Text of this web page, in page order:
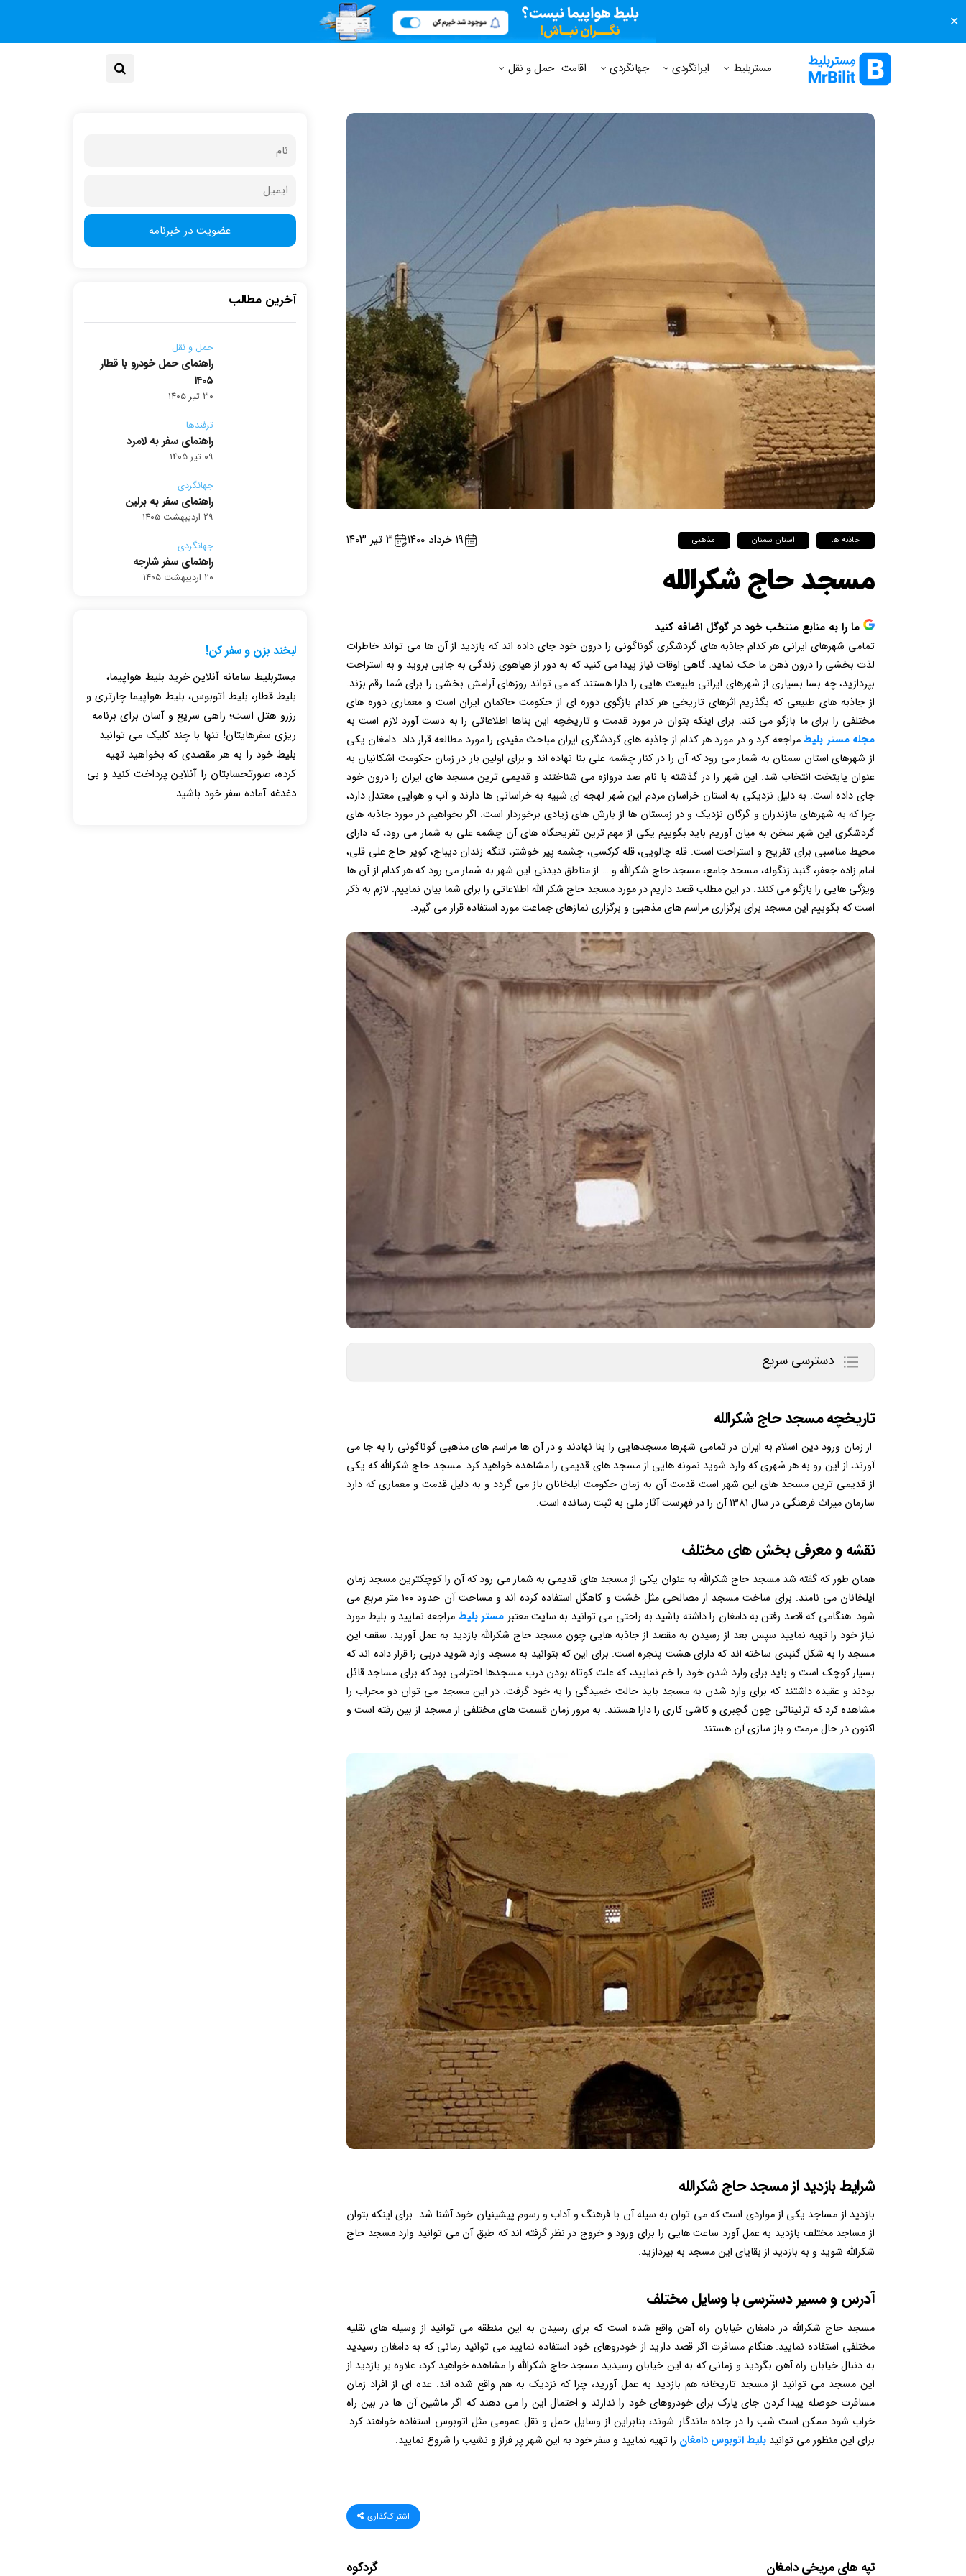
✕
مستر بلیط مجله مستر بلیط پرسش های متداول
مستربلیط ایرانگردی جهانگردی اقامت حمل و نقل
جاذبه ها استان سمنان مذهبی ۱۹ خرداد ۱۴۰۰ ۳ تیر ۱۴۰۳
مسجد حاج شکرالله
ما را به منابع منتخب خود در گوگل اضافه کنید
تمامی شهرهای ایرانی هر کدام جاذبه های گردشگری گوناگونی را درون خود جای داده اند که بازدید از آن ها می تواند خاطرات
لذت بخشی را درون ذهن ما حک نماید. گاهی اوقات نیاز پیدا می کنید که به دور از هیاهوی زندگی به جایی بروید و به استراحت
بپردازید، چه بسا بسیاری از شهرهای ایرانی طبیعت هایی را دارا هستند که می تواند روزهای آرامش بخشی را برای شما رقم بزند.
از جاذبه های طبیعی که بگذریم اثرهای تاریخی هر کدام بازگوی دوره ای از حکومت حاکمان ایران است و معماری دوره های
مختلفی را برای ما بازگو می کند. برای اینکه بتوان در مورد قدمت و تاریخچه این بناها اطلاعاتی را به دست آورد لازم است به
مجله مستر بلیطمراجعه کرد و در مورد هر کدام از جاذبه های گردشگری ایران مباحث مفیدی را مورد مطالعه قرار داد. دامغان یکی
از شهرهای استان سمنان به شمار می رود که آن را در کنار چشمه علی بنا نهاده اند و برای اولین بار در زمان حکومت اشکانیان به
عنوان پایتخت انتخاب شد. این شهر را در گذشته با نام صد دروازه می شناختند و قدیمی ترین مسجد های ایران را درون خود
جای داده است. به دلیل نزدیکی به استان خراسان مردم این شهر لهجه ای شبیه به خراسانی ها دارند و آب و هوایی معتدل دارد،
چرا که به شهرهای مازندران و گرگان نزدیک و در زمستان ها از بارش های زیادی برخوردار است. اگر بخواهیم در مورد جاذبه های
گردشگری این شهر سخن به میان آوریم باید بگوییم یکی از مهم ترین تفریحگاه های آن چشمه علی به شمار می رود، که دارای
محیط مناسبی برای تفریح و استراحت است. قله چالویی، قله کرکسی، چشمه پیر خوشتر، تنگه زندان دیباج، کویر حاج علی قلی،
امام زاده جعفر، گنبد زنگوله، مسجد جامع، مسجد حاج شکرالله و … از مناطق دیدنی این شهر به شمار می رود که هر کدام از آن ها
ویژگی هایی را بازگو می کنند. در این مطلب قصد داریم در مورد مسجد حاج شکر الله اطلاعاتی را برای شما بیان نماییم. لازم به ذکر
است که بگوییم این مسجد برای برگزاری مراسم های مذهبی و برگزاری نمازهای جماعت مورد استفاده قرار می گیرد.
دسترسی سریع
تاریخچه مسجد حاج شکرالله
از زمان ورود دین اسلام به ایران در تمامی شهرها مسجدهایی را بنا نهادند و در آن ها مراسم های مذهبی گوناگونی را به جا می
آورند، از این رو به هر شهری که وارد شوید نمونه هایی از مسجد های قدیمی را مشاهده خواهید کرد. مسجد حاج شکرالله که یکی
از قدیمی ترین مسجد های این شهر است قدمت آن به زمان حکومت ایلخانان باز می گردد و به دلیل قدمت و معماری که دارد
سازمان میراث فرهنگی در سال ۱۳۸۱ آن را در فهرست آثار ملی به ثبت رسانده است.
نقشه و معرفی بخش های مختلف
همان طور که گفته شد مسجد حاج شکرالله به عنوان یکی از مسجد های قدیمی به شمار می رود که آن را کوچکترین مسجد زمان
ایلخانان می نامند. برای ساخت مسجد از مصالحی مثل خشت و کاهگل استفاده کرده اند و مساحت آن حدود ۱۰۰ متر مربع می
شود. هنگامی که قصد رفتن به دامغان را داشته باشید به راحتی می توانید به سایت معتبر مستر بلیط مراجعه نمایید و بلیط مورد
نیاز خود را تهیه نمایید سپس بعد از رسیدن به مقصد از جاذبه هایی چون مسجد حاج شکرالله بازدید به عمل آورید. سقف این
مسجد را به شکل گنبدی ساخته اند که دارای هشت پنجره است. برای این که بتوانید به مسجد وارد شوید دربی را قرار داده اند که
بسیار کوچک است و باید برای وارد شدن خود را خم نمایید، که علت کوتاه بودن درب مسجدها احترامی بود که برای مساجد قائل
بودند و عقیده داشتند که برای وارد شدن به مسجد باید حالت خمیدگی را به خود گرفت. در این مسجد می توان دو محراب را
مشاهده کرد که تزئیناتی چون گچبری و کاشی کاری را دارا هستند. به مرور زمان قسمت های مختلفی از مسجد از بین رفته است و
اکنون در حال مرمت و باز سازی آن هستند.
شرایط بازدید از مسجد حاج شکرالله
بازدید از مساجد یکی از مواردی است که می توان به سیله آن با فرهنگ و آداب و رسوم پیشینیان خود آشنا شد. برای اینکه بتوان
از مساجد مختلف بازدید به عمل آورد ساعت هایی را برای ورود و خروج در نظر گرفته اند که طبق آن می توانید وارد مسجد حاج
شکرالله شوید و به بازدید از بقایای این مسجد به بپردازید.
آدرس و مسیر دسترسی با وسایل مختلف
مسجد حاج شکرالله در دامغان خیابان راه آهن واقع شده است که برای رسیدن به این منطقه می توانید از وسیله های نقلیه
مختلفی استفاده نمایید. هنگام مسافرت اگر قصد دارید از خودروهای خود استفاده نمایید می توانید زمانی که به دامغان رسیدید
به دنبال خیابان راه آهن بگردید و زمانی که به این خیابان رسیدید مسجد حاج شکرالله را مشاهده خواهید کرد، علاوه بر بازدید از
این مسجد می توانید از مسجد تاریخانه هم بازدید به عمل آورید، چرا که نزدیک به هم واقع شده اند. عده ای از افراد زمان
مسافرت حوصله پیدا کردن جای پارک برای خودروهای خود را ندارند و احتمال این را می دهند که اگر ماشین آن ها در بین راه
خراب شود ممکن است شب را در جاده ماندگار شوند، بنابراین از وسایل حمل و نقل عمومی مثل اتوبوس استفاده خواهند کرد.
برای این منظور می توانید بلیطاتوبوس دامغان را تهیه نمایید و سفر خود به این شهر پر فراز و نشیب را شروع نمایید.
اشتراک‌گذاری
گردکوه تپه های مریخی دامغان
آخرین مطالب
حمل و نقل
راهنمای حمل خودرو با قطار
۱۴۰۵
۳۰ تیر ۱۴۰۵
ترفندها
راهنمای سفر به لامرد
۰۹ تیر ۱۴۰۵
جهانگردی
راهنمای سفر به برلین
۲۹ اردیبهشت ۱۴۰۵
جهانگردی
راهنمای سفر شارجه
۲۰ اردیبهشت ۱۴۰۵
لبخند بزن و سفر کن!
مِستربلیط سامانه آنلاین خرید بلیط هواپیما،
بلیط قطار، بلیط اتوبوس، بلیط هواپیما چارتری و
رزرو هتل است؛ راهی سریع و آسان برای برنامه
ریزی سفرهایتان! تنها با چند کلیک می توانید
بلیط خود را به هر مقصدی که بخواهید تهیه
کرده، صورتحسابتان را آنلاین پرداخت کنید و بی
دغدغه آماده سفر خود باشید